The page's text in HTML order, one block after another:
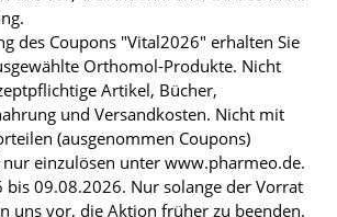
des Coupons "Vital2026" erhalten Sie
Orthomol-Produkte. Nicht
Artikel, Bücher,
und Versandkosten. Nicht mit
(ausgenommen Coupons)
einzulösen unter www.pharmeo.de.
bis 09.08.2026. Nur solange der Vorrat
uns vor, die Aktion früher zu beenden.